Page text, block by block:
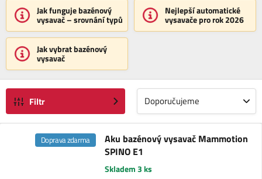
Jak funguje bazénový
vysavač – srovnání typů
Nejlepší automatické
vysavače pro rok 2026
Jak vybrat bazénový
vysavač
Filtr Doporučujeme
Aku bazénový vysavač Mammotion
SPINO E1
Doprava zdarma
Skladem 3 ks